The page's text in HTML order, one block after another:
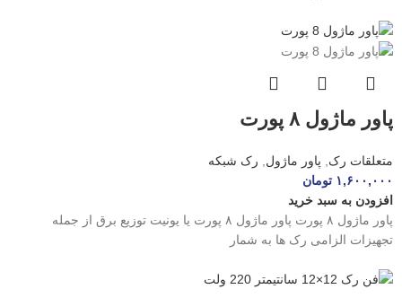
پاور ماژول ۸ پورت
متعلقات رک, پاور ماژول, رک شبکه
۱,۶۰۰,۰۰۰ تومان
افزودن به سبد خرید
پاور ماژول ۸ پورت پاور ماژول ۸ پورت یا یونیت توزیع برق از جمله
تجهیزات الزامی رک ها به شمار